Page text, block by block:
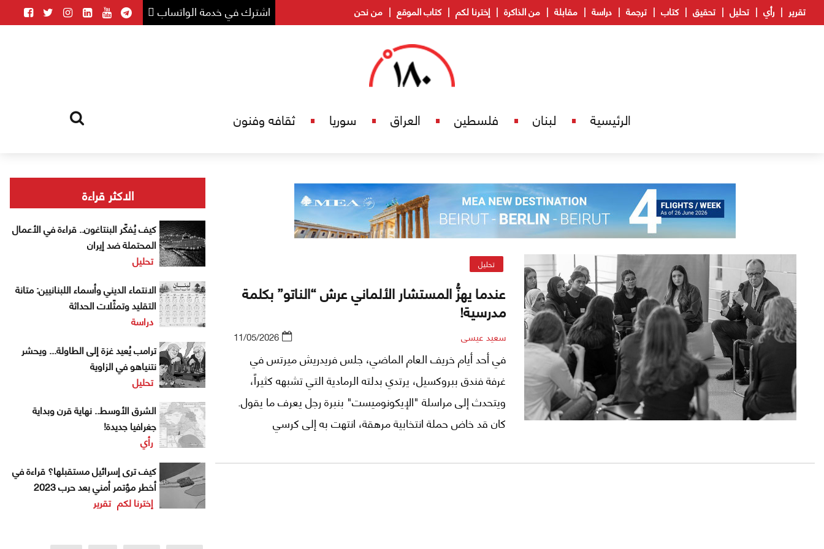
اشترك في خدمة الواتساب تقرير رأي تحليل تحقيق كتاب ترجمة دراسة مقابلة من الذاكرة إخترنا لكم كتاب الموقع من نحن
الرئيسية لبنان فلسطين العراق سوريا ثقافه وفنون
تحليل
عندما يهزُّ المستشار الألماني عرش “الناتو” بكلمة
مدرسية!
سعيد عيسى 11/05/2026
في أحد أيام خريف العام الماضي، جلس فريدريش ميرتس في
غرفة فندق ببروكسيل، يرتدي بدلته الرمادية التي تشبهه كثيراً،
ويتحدث إلى مراسلة "الإيكونوميست" بنبرة رجل يعرف ما يقول.
كان قد خاض حملة انتخابية مرهقة، انتهت به إلى كرسي
الخبرة ليقرأ شخصيات العالم. تحدث عن دونالد ترامب، ووصف
الاكثر قراءة
كيف يُفكّر البنتاغون.. قراءة في الأعمال
المحتملة ضد إيران
تحليل
الانتماء الديني وأسماء اللبنانيين: متانة
التقليد وتمثّلات الحداثة
دراسة
ترامب يُعيد غزة إلى الطاولة... ويحشر
نتنياهو في الزاوية
تحليل
الشرق الأوسط.. نهاية قرن وبداية
جغرافيا جديدة!
رأي
كيف ترى إسرائيل مستقبلها؟ قراءة في
أخطر مؤتمر أمني بعد حرب 2023
إخترنا لكم تقرير